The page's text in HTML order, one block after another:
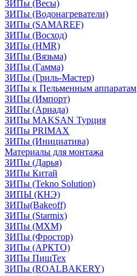
ЗИПы (Весы)
ЗИПы (Водонагреватели)
ЗИПы (SAMAREF)
ЗИПы (Восход)
ЗИПы (HMR)
ЗИПы (Вязьма)
ЗИПы (Гамма)
ЗИПы (Гриль-Мастер)
ЗИПы к Пельменным аппаратам
ЗИПы (Импорт)
ЗИПы (Ариада)
ЗИПы MAKSAN Турция
ЗИПы PRIMAX
ЗИПы (Инициатива)
Материалы для монтажа
ЗИПы (Дарья)
ЗИПы Китай
ЗИПы (Tekno Solution)
ЗИПЫ (КНЭ)
ЗИПы(Bakeoff)
ЗИПы (Starmix)
ЗИПы (МХМ)
ЗИПы (Фростор)
ЗИПы (АРКТО)
ЗИПы ПищТех
ЗИПы (ROALBAKERY)